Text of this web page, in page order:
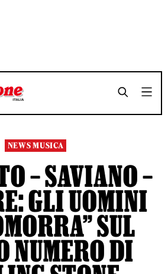
MINUTI SHARE
MINUTI SHARE
NEWS MUSICA
– SAVIANO –
GLI UOMINI
SUL
NUMERO DI